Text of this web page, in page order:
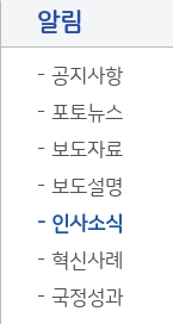
알림
공지사항
포토뉴스
보도자료
보도설명
인사소식
혁신사례
국정성과